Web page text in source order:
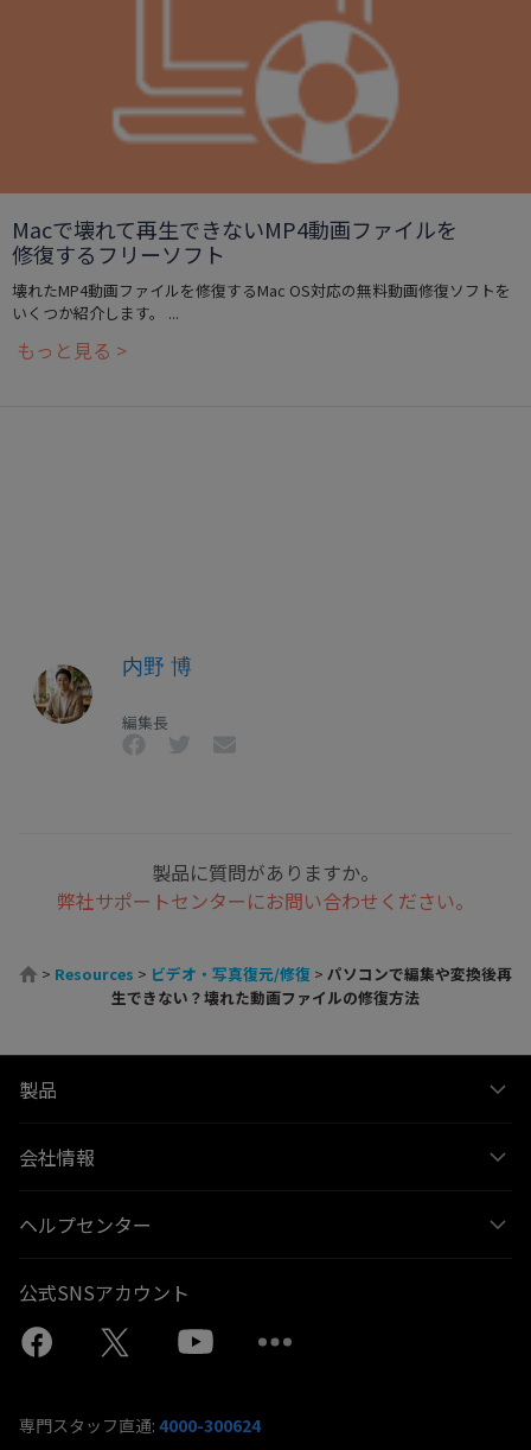
Macで壊れて再生できないMP4動画ファイルを
修復するフリーソフト
壊れたMP4動画ファイルを修復するMac OS対応の無料動画修復ソフトを
いくつか紹介します。 ...
もっと見る >
内野 博
編集長
製品に質問がありますか。
弊社サポートセンターにお問い合わせください。
> Resources > ビデオ・写真復元/修復 > パソコンで編集や変換後再
生できない？壊れた動画ファイルの修復方法
製品
会社情報
ヘルプセンター
公式SNSアカウント
専門スタッフ直通: 4000-300624